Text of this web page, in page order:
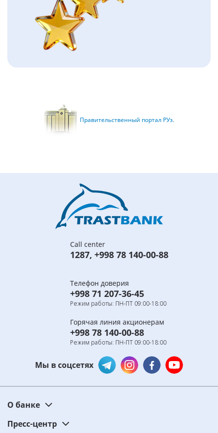
Правительственный портал РУз.
Call center
1287, +998 78 140-00-88
Телефон доверия
+998 71 207-36-45
Режим работы: ПН-ПТ 09:00-18:00
Горячая линия акционерам
+998 78 140-00-88
Режим работы: ПН-ПТ 09:00-18:00
Мы в соцсетях
О банке
Пресс-центр